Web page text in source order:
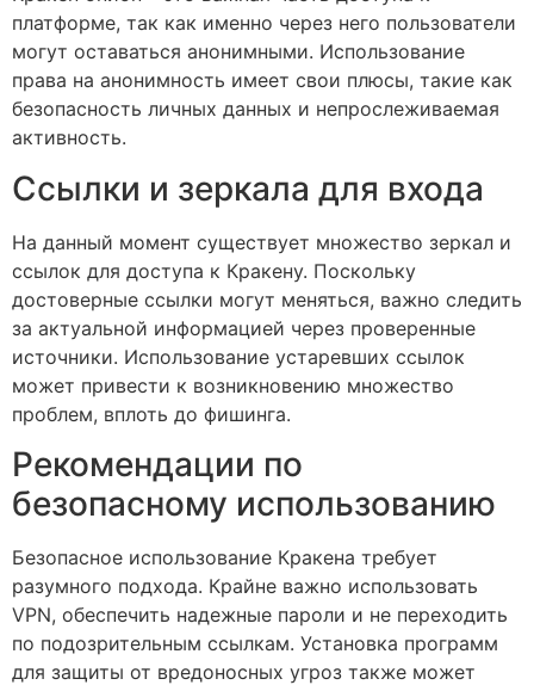
платформе, так как именно через него пользователи
могут оставаться анонимными. Использование
права на анонимность имеет свои плюсы, такие как
безопасность личных данных и непрослеживаемая
активность.
Ссылки и зеркала для входа
На данный момент существует множество зеркал и
ссылок для доступа к Кракену. Поскольку
достоверные ссылки могут меняться, важно следить
за актуальной информацией через проверенные
источники. Использование устаревших ссылок
может привести к возникновению множество
проблем, вплоть до фишинга.
Рекомендации по
безопасному использованию
Безопасное использование Кракена требует
разумного подхода. Крайне важно использовать
VPN, обеспечить надежные пароли и не переходить
по подозрительным ссылкам. Установка программ
для защиты от вредоносных угроз также может